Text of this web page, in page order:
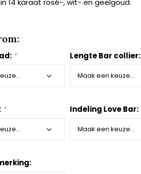
14 karaat rosé-, wit- en geelgoud.
* Lengte Bar collier:
* Indeling Love Bar: